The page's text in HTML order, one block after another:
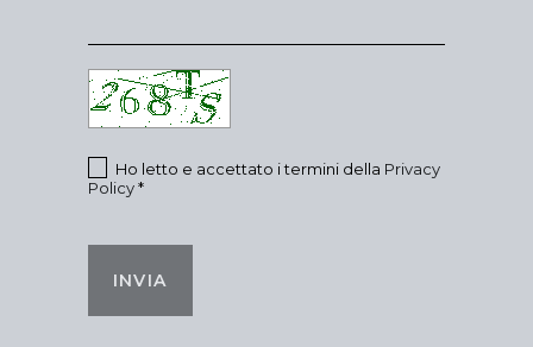
Ho letto e accettato i termini della Privacy
Policy*
INVIA